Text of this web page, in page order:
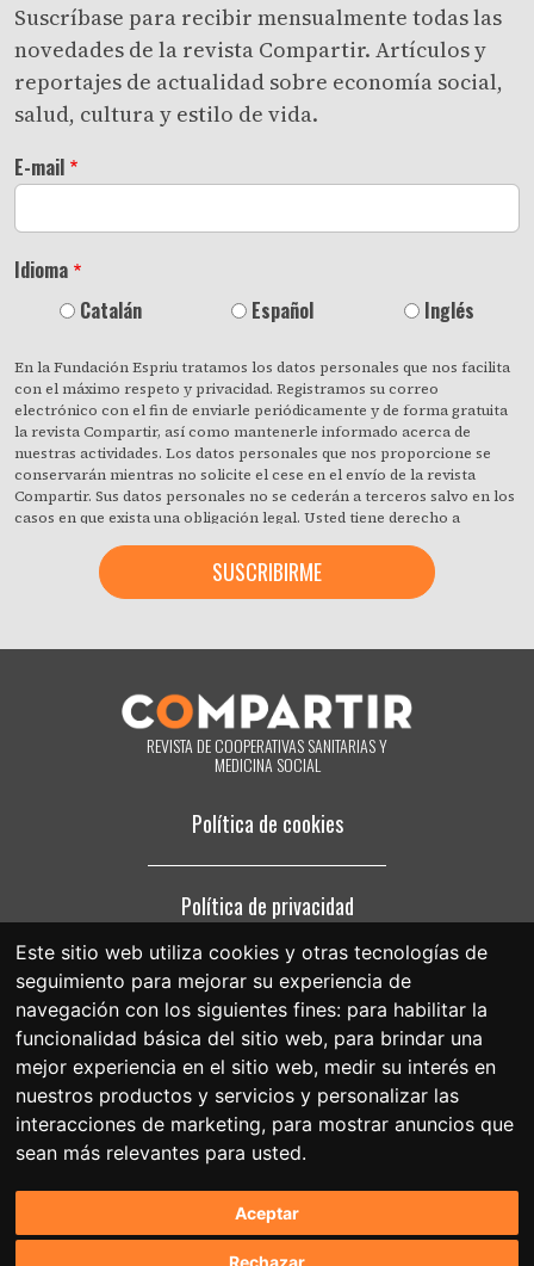
Este sitio web utiliza cookies y otras tecnologías de
seguimiento para mejorar su experiencia de
navegación con los siguientes fines: para habilitar la
funcionalidad básica del sitio web, para brindar una
mejor experiencia en el sitio web, medir su interés en
nuestros productos y servicios y personalizar las
interacciones de marketing, para mostrar anuncios que
sean más relevantes para usted.
Aceptar
Suscríbase para recibir mensualmente todas las
novedades de la revista Compartir. Artículos y
reportajes de actualidad sobre economía social,
salud, cultura y estilo de vida.
E-mail
Idioma
Catalán
Español Inglés
En la Fundación Espriu tratamos los datos personales que nos facilita
con el máximo respeto y privacidad. Registramos su correo
electrónico con el fin de enviarle periódicamente y de forma gratuita
la revista Compartir, así como mantenerle informado acerca de
nuestras actividades. Los datos personales que nos proporcione se
conservarán mientras no solicite el cese en el envío de la revista
Compartir. Sus datos personales no se cederán a terceros salvo en los
casos en que exista una obligación legal. Usted tiene derecho a
tratando sus datos personales y a revocar cuando lo desee, con efecto
inmediato, su consentimiento para ello. También puede acceder a sus
datos personales, rectificar los que sean inexactos o solicitar su
fueron recogidos. Al hacer clic acepta expresamente que podamos
cambiar de opinión en cualquier momento haciendo clic en el enlace
«darme de baja» que hay en el pie de página de cualquier correo
electrónico que reciba de nuestra parte, o poniéndose en contacto
con nosotros en el correo electrónico compartir@fespriu.org.
REVISTA DE COOPERATIVAS SANITARIAS Y
MEDICINA SOCIAL
Política de cookies
Política de privacidad
Aviso legal